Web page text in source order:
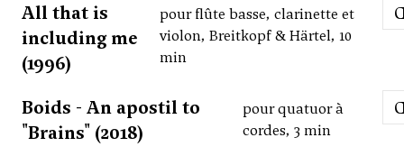
All that is
including me
(1996)
pour flûte basse, clarinette et
violon, Breitkopf & Härtel, 10
min
Boids - An apostil to
"Brains" (2018)
pour quatuor à
cordes, 3 min